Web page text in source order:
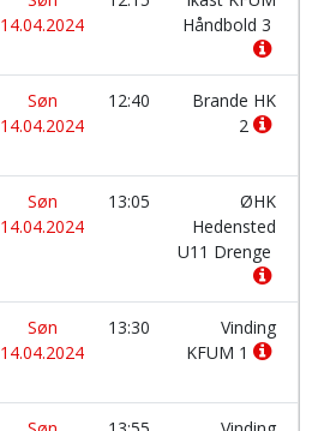
14.04.2024
Håndbold 3
Søn
14.04.2024
12:40
Brande HK
2
Søn
14.04.2024
13:05
ØHK
Hedensted
U11 Drenge
Søn
14.04.2024
13:30
Vinding
KFUM 1